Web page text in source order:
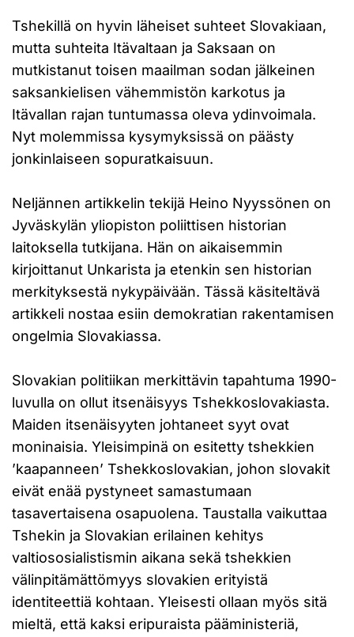
Tshekillä on hyvin läheiset suhteet Slovakiaan,
mutta suhteita Itävaltaan ja Saksaan on
mutkistanut toisen maailman sodan jälkeinen
saksankielisen vähemmistön karkotus ja
Itävallan rajan tuntumassa oleva ydinvoimala.
Nyt molemmissa kysymyksissä on päästy
jonkinlaiseen sopuratkaisuun.
Neljännen artikkelin tekijä Heino Nyyssönen on
Jyväskylän yliopiston poliittisen historian
laitoksella tutkijana. Hän on aikaisemmin
kirjoittanut Unkarista ja etenkin sen historian
merkityksestä nykypäivään. Tässä käsiteltävä
artikkeli nostaa esiin demokratian rakentamisen
ongelmia Slovakiassa.
Slovakian politiikan merkittävin tapahtuma 1990-
luvulla on ollut itsenäisyys Tshekkoslovakiasta.
Maiden itsenäisyyten johtaneet syyt ovat
moninaisia. Yleisimpinä on esitetty tshekkien
’kaapanneen’ Tshekkoslovakian, johon slovakit
eivät enää pystyneet samastumaan
tasavertaisena osapuolena. Taustalla vaikuttaa
Tshekin ja Slovakian erilainen kehitys
valtiososialistismin aikana sekä tshekkien
välinpitämättömyys slovakien erityistä
identiteettiä kohtaan. Yleisesti ollaan myös sitä
mieltä, että kaksi eripuraista pääministeriä,